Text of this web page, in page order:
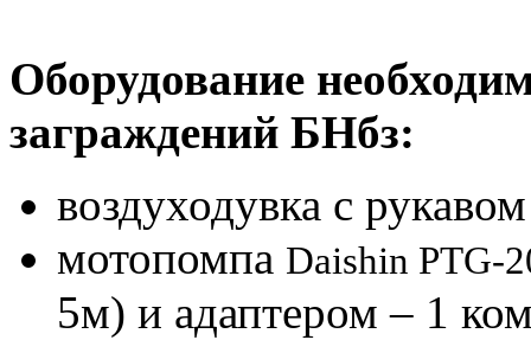
Оборудование
заграждений БНбз:
воздуходувка с
мотопомпа Daishin PTG-
5м) и адаптером – 1